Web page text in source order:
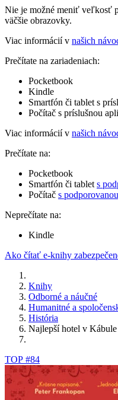
Nie je možné meniť veľkosť
väčšie obrazovky.
Viac informácií v našich
Prečítate na zariadeniach:
Pocketbook
Kindle
Smartfón či tablet s
Počítač s príslušnou
Viac informácií v našich
Prečítate na:
Pocketbook
Smartfón či tablet s
Počítač s
Neprečítate na:
Kindle
Ako čítať e-knihy
Knihy
Odborné a náučné
Humanitné a
História
Najlepší hotel v Kábule
TOP #84